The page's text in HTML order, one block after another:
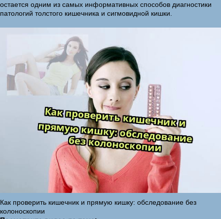
остается одним из самых информативных способов диагностики
патологий толстого кишечника и сигмовидной кишки.
Как проверить кишечник и прямую кишку: обследование без
колоноскопии